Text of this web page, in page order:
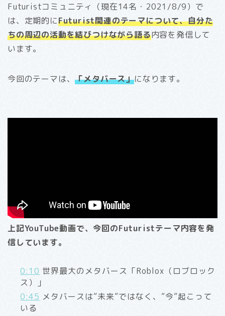
Futuristコミュニティ（現在14名・2021/8/9）で
は、定期的にFuturist関連のテーマについて、自分た
ちの周辺の活動を結びつけながら語る内容を発信して
います。
今回のテーマは、「メタバース」になります。
上記YouTube動画で、今回のFuturistテーマ内容を発
信しています。
0:10 世界最大のメタバース「Roblox（ロブロック
ス）」
0:45 メタバースは”未来”ではなく、”今”起こって
いる